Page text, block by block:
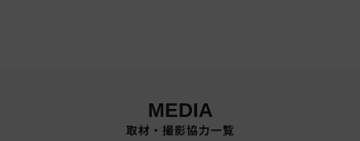
MEDIA
取材・撮影協力一覧